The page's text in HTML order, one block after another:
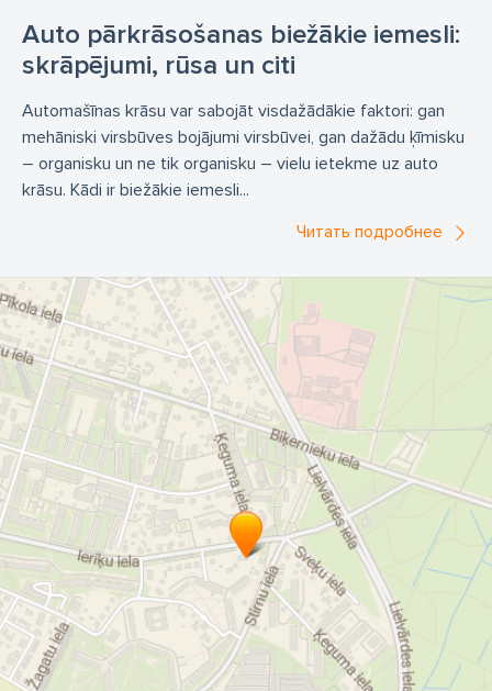
Auto pārkrāsošanas biežākie iemesli:
skrāpējumi, rūsa un citi
Automašīnas krāsu var sabojāt visdažādākie faktori: gan
mehāniski virsbūves bojājumi virsbūvei, gan dažādu ķīmisku
– organisku un ne tik organisku – vielu ietekme uz auto
krāsu. Kādi ir biežākie iemesli...
Читать подробнее